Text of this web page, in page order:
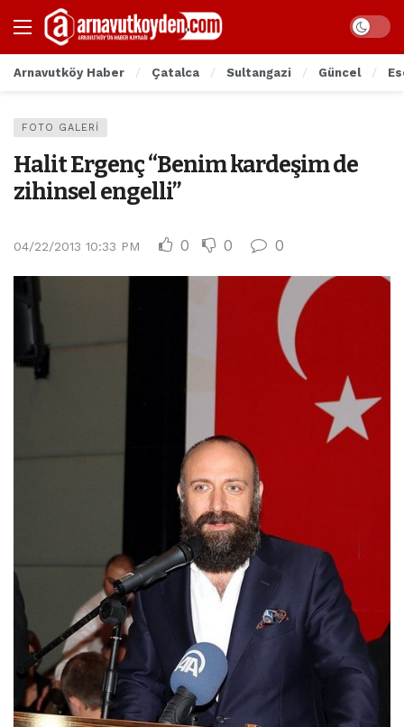
Arnavutköy Haber Çatalca Sultangazi Güncel
FOTO GALERI
Halit Ergenç “Benim kardeşim de
zihinsel engelli”
04/22/2013 10:33 PM 0 0 0